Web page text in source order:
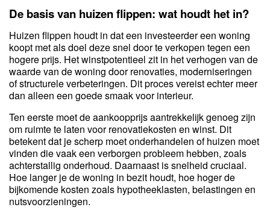
De basis van huizen flippen: wat houdt het in?
Huizen flippen houdt in dat een investeerder een woning
koopt met als doel deze snel door te verkopen tegen een
hogere prijs. Het winstpotentieel zit in het verhogen van de
waarde van de woning door renovaties, moderniseringen
of structurele verbeteringen. Dit proces vereist echter meer
dan alleen een goede smaak voor interieur.
Ten eerste moet de aankoopprijs aantrekkelijk genoeg zijn
om ruimte te laten voor renovatiekosten en winst. Dit
betekent dat je scherp moet onderhandelen of huizen moet
vinden die vaak een verborgen probleem hebben, zoals
achterstallig onderhoud. Daarnaast is snelheid cruciaal.
Hoe langer je de woning in bezit houdt, hoe hoger de
bijkomende kosten zoals hypotheeklasten, belastingen en
nutsvoorzieningen.